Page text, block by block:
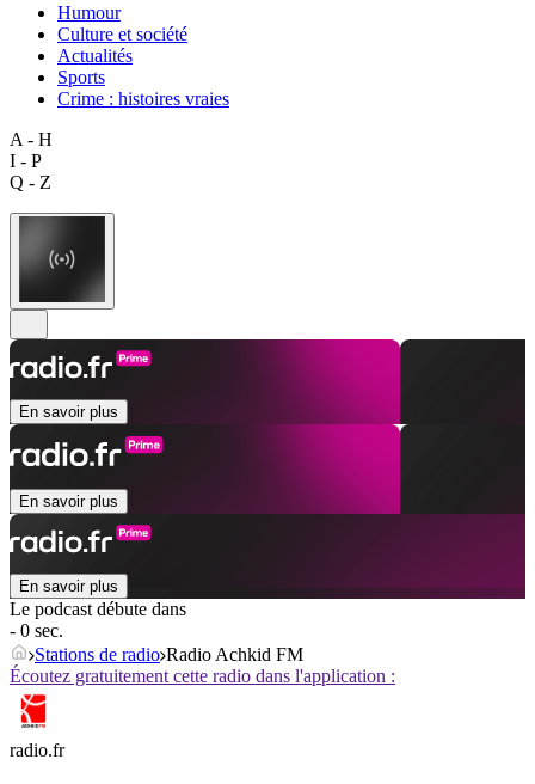
Humour
Culture et société
Actualités
Sports
Crime : histoires vraies
A - H
I - P
Q - Z
En savoir plus
En savoir plus
En savoir plus
Le podcast débute dans
- 0 sec.
Stations de radio Radio Achkid FM
Écoutez gratuitement cette radio dans l'application :
radio.fr